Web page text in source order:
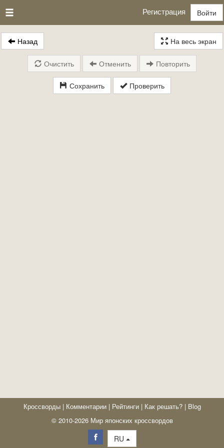
Регистрация Войти
Назад На весь экран
Сохранить Проверить
Очистить Отменить Повторить
Кроссворды | Комментарии | Рейтинги | Как решать? | Blog
© 2010-2026 Мир японских кроссвордов
RU